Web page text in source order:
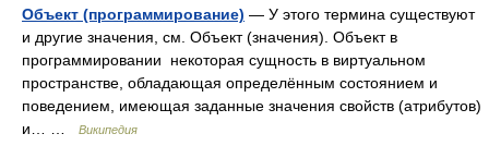
Объект (программирование) — У этого термина существуют
и другие значения, см. Объект (значения). Объект в
программировании некоторая сущность в виртуальном
пространстве, обладающая определённым состоянием и
поведением, имеющая заданные значения свойств (атрибутов)
и… …
Википедия